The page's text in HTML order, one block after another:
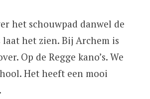
het schouwpad danwel de
het zien. Bij Archem is
Op de Regge kano’s. We
Het heeft een mooi